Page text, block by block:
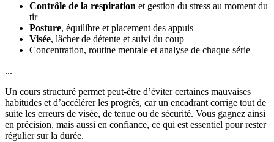
Contrôle de la respiration et gestion du stress au moment du
tir
Posture, équilibre et placement des appuis
Visée, lâcher de détente et suivi du coup
Concentration, routine mentale et analyse de chaque série
...
Un cours structuré permet peut-être d’éviter certaines mauvaises
habitudes et d’accélérer les progrès, car un encadrant corrige tout de
suite les erreurs de visée, de tenue ou de sécurité. Vous gagnez ainsi
en précision, mais aussi en confiance, ce qui est essentiel pour rester
régulier sur la durée.